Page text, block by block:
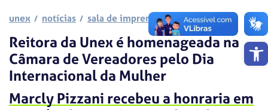
Barra
unex notícias sala de imprensa
Reitora da Unex é homenageada na
Câmara de Vereadores pelo Dia
Internacional da Mulher
Marcly Pizzani recebeu a honraria em